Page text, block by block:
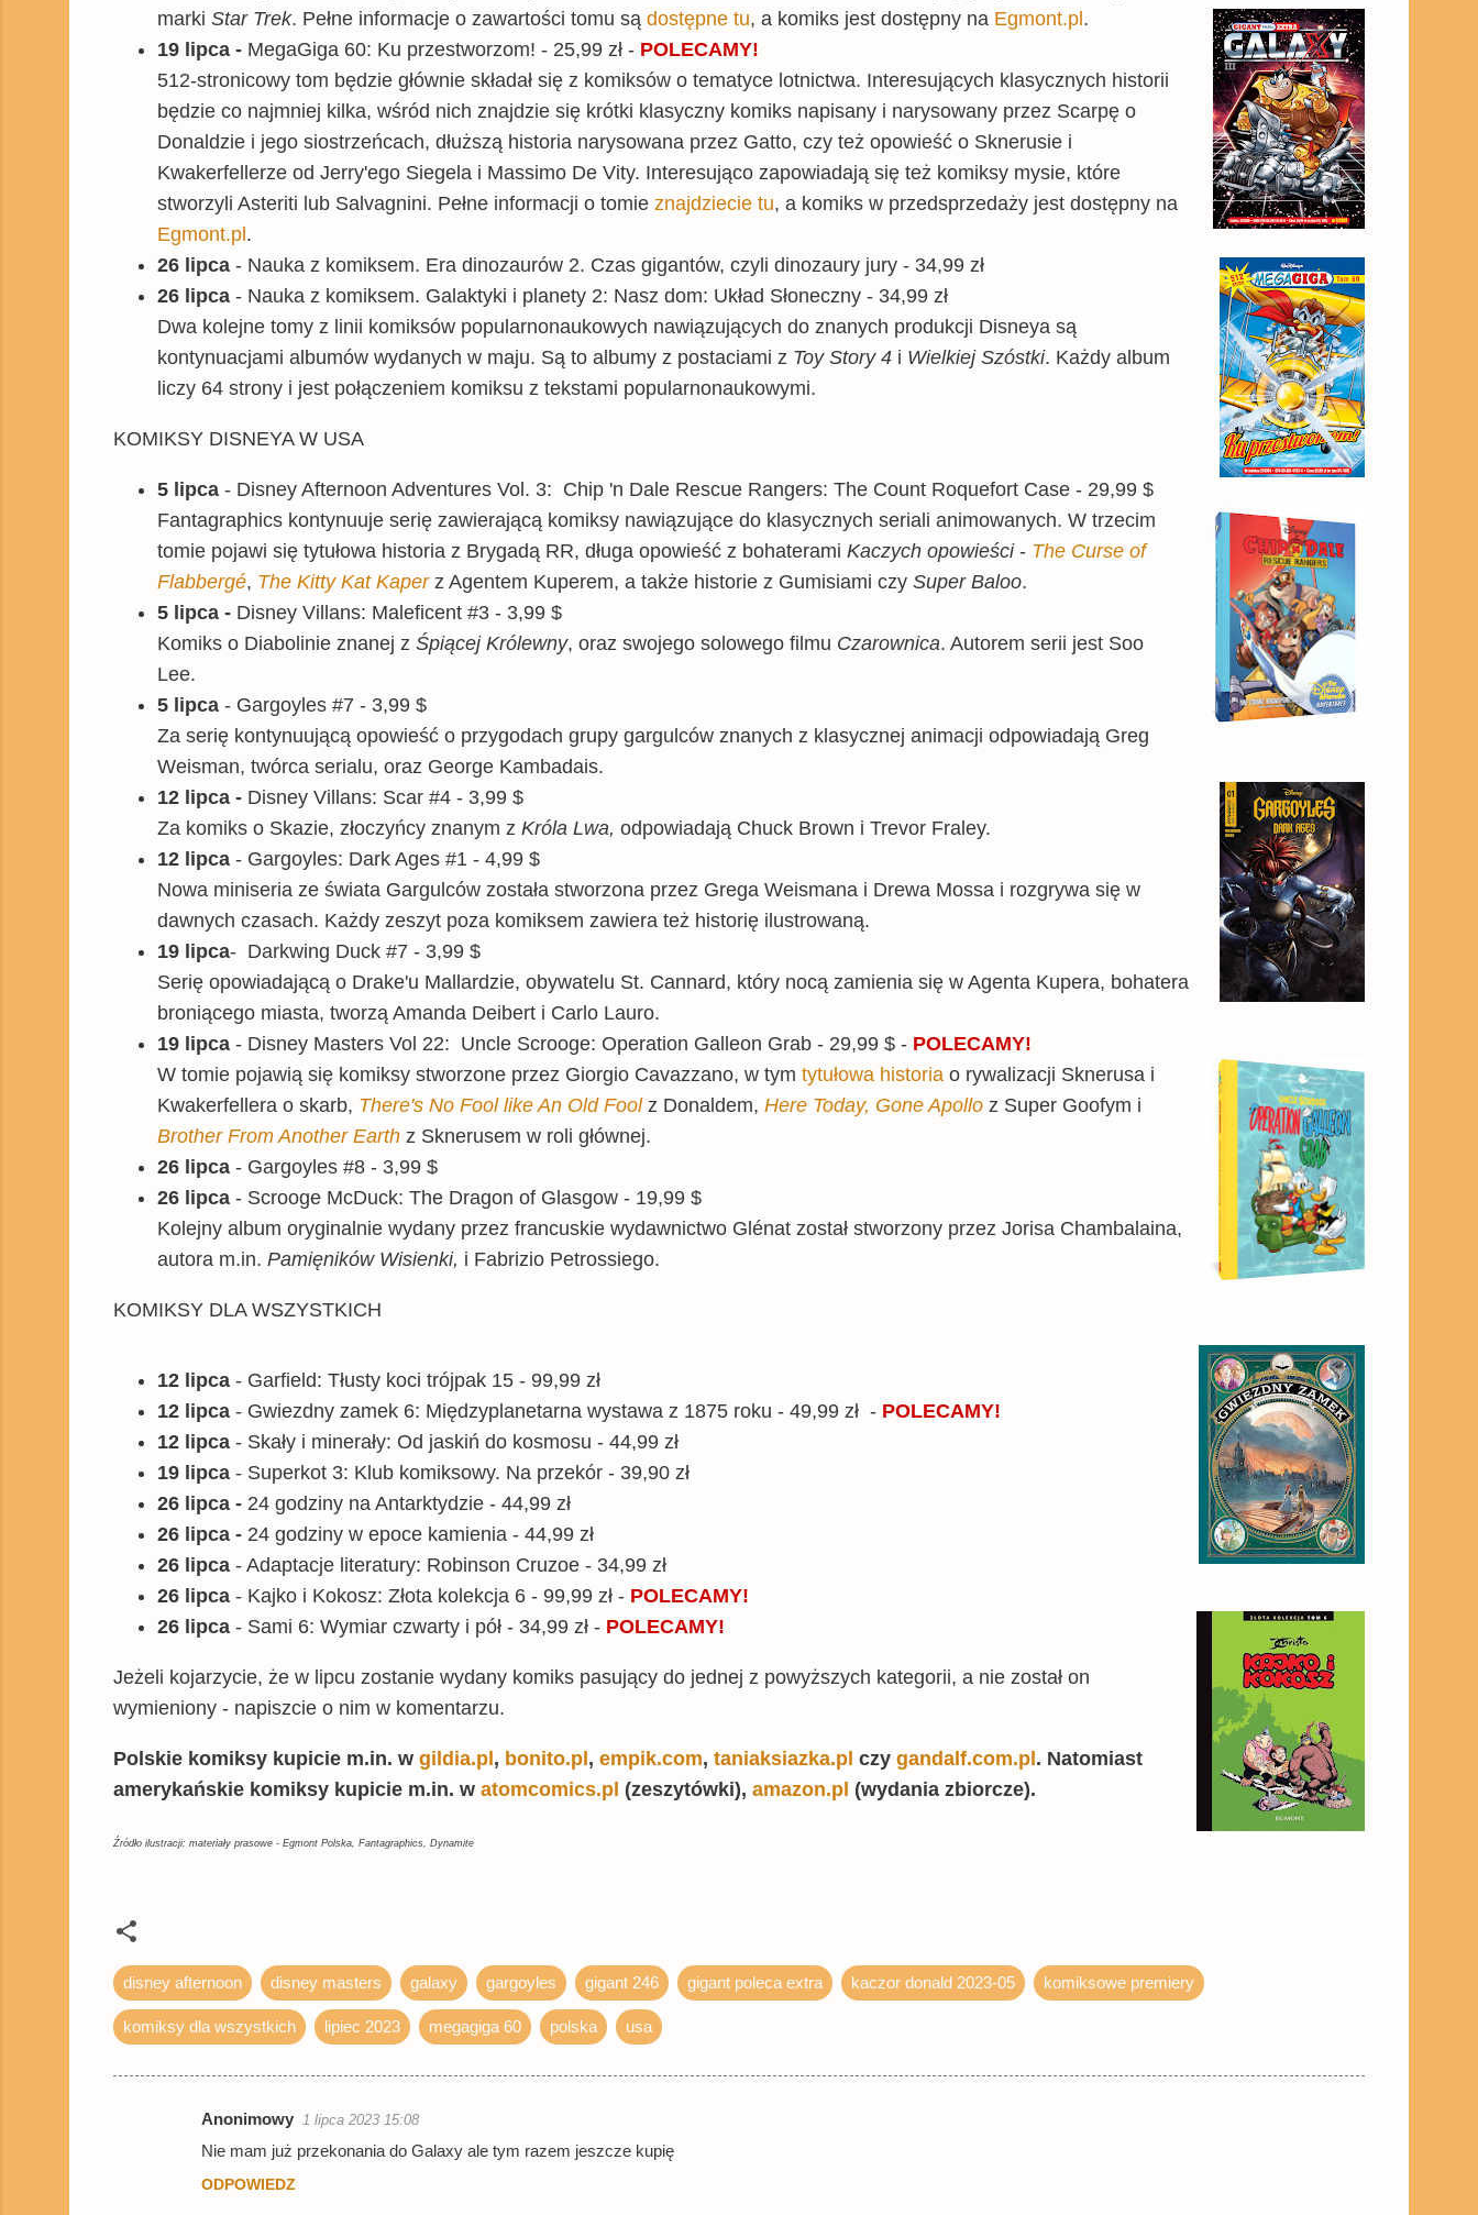
marki Star Trek. Pełne informacje o zawartości tomu są dostępne tu, a komiks jest dostępny na Egmont.pl.
19 lipca - MegaGiga 60: Ku przestworzom! - 25,99 zł - POLECAMY!
512-stronicowy tom będzie głównie składał się z komiksów o tematyce lotnictwa. Interesujących klasycznych historii
będzie co najmniej kilka, wśród nich znajdzie się krótki klasyczny komiks napisany i narysowany przez Scarpę o
Donaldzie i jego siostrzeńcach, dłuższą historia narysowana przez Gatto, czy też opowieść o Sknerusie i
Kwakerfellerze od Jerry'ego Siegela i Massimo De Vity. Interesująco zapowiadają się też komiksy mysie, które
stworzyli Asteriti lub Salvagnini. Pełne informacji o tomie znajdziecie tu, a komiks w przedsprzedaży jest dostępny na
Egmont.pl.
26 lipca - Nauka z komiksem. Era dinozaurów 2. Czas gigantów, czyli dinozaury jury - 34,99 zł
26 lipca - Nauka z komiksem. Galaktyki i planety 2: Nasz dom: Układ Słoneczny - 34,99 zł
Dwa kolejne tomy z linii komiksów popularnonaukowych nawiązujących do znanych produkcji Disneya są
kontynuacjami albumów wydanych w maju. Są to albumy z postaciami z Toy Story 4 i Wielkiej Szóstki. Każdy album
liczy 64 strony i jest połączeniem komiksu z tekstami popularnonaukowymi.
KOMIKSY DISNEYA W USA
5 lipca - Disney Afternoon Adventures Vol. 3: Chip 'n Dale Rescue Rangers: The Count Roquefort Case - 29,99 $
Fantagraphics kontynuuje serię zawierającą komiksy nawiązujące do klasycznych seriali animowanych. W trzecim
tomie pojawi się tytułowa historia z Brygadą RR, długa opowieść z bohaterami Kaczych opowieści- The Curse of
Flabbergé, The Kitty Kat Kaperz Agentem Kuperem, a także historie z Gumisiami czy Super Baloo.
5 lipca - Disney Villans: Maleficent #3 - 3,99 $
Komiks o Diabolinie znanej z Śpiącej Królewny, oraz swojego solowego filmu Czarownica. Autorem serii jest Soo
Lee.
5 lipca - Gargoyles #7 - 3,99 $
Za serię kontynuującą opowieść o przygodach grupy gargulców znanych z klasycznej animacji odpowiadają Greg
Weisman, twórca serialu, oraz George Kambadais.
12 lipca - Disney Villans: Scar #4 - 3,99 $
Za komiks o Skazie, złoczyńcy znanym z Króla Lwa, odpowiadają Chuck Brown i Trevor Fraley.
12 lipca - Gargoyles: Dark Ages #1 - 4,99 $
Nowa miniseria ze świata Gargulców została stworzona przez Grega Weismana i Drewa Mossa i rozgrywa się w
dawnych czasach. Każdy zeszyt poza komiksem zawiera też historię ilustrowaną.
19 lipca- Darkwing Duck #7 - 3,99 $
Serię opowiadającą o Drake'u Mallardzie, obywatelu St. Cannard, który nocą zamienia się w Agenta Kupera, bohatera
broniącego miasta, tworzą Amanda Deibert i Carlo Lauro.
19 lipca - Disney Masters Vol 22: Uncle Scrooge: Operation Galleon Grab - 29,99 $ - POLECAMY!
W tomie pojawią się komiksy stworzone przez Giorgio Cavazzano, w tym tytułowa historia o rywalizacji Sknerusa i
Kwakerfellera o skarb, There's No Fool like An Old Foolz Donaldem, Here Today, Gone Apollo z Super Goofym i
Brother From Another Earth z Sknerusem w roli głównej.
26 lipca - Gargoyles #8 - 3,99 $
26 lipca - Scrooge McDuck: The Dragon of Glasgow - 19,99 $
Kolejny album oryginalnie wydany przez francuskie wydawnictwo Glénat został stworzony przez Jorisa Chambalaina,
autora m.in. Pamięników Wisienki, i Fabrizio Petrossiego.
KOMIKSY DLA WSZYSTKICH
12 lipca - Garfield: Tłusty koci trójpak 15 - 99,99 zł
12 lipca - Gwiezdny zamek 6: Międzyplanetarna wystawa z 1875 roku - 49,99 zł - POLECAMY!
12 lipca - Skały i minerały: Od jaskiń do kosmosu - 44,99 zł
19 lipca - Superkot 3: Klub komiksowy. Na przekór - 39,90 zł
26 lipca - 24 godziny na Antarktydzie - 44,99 zł
26 lipca - 24 godziny w epoce kamienia - 44,99 zł
26 lipca - Adaptacje literatury: Robinson Cruzoe - 34,99 zł
26 lipca - Kajko i Kokosz: Złota kolekcja 6 - 99,99 zł - POLECAMY!
26 lipca - Sami 6: Wymiar czwarty i pół - 34,99 zł - POLECAMY!
Jeżeli kojarzycie, że w lipcu zostanie wydany komiks pasujący do jednej z powyższych kategorii, a nie został on
wymieniony - napiszcie o nim w komentarzu.
Polskie komiksy kupicie m.in. w gildia.pl, bonito.pl, empik.com, taniaksiazka.pl czy gandalf.com.pl. Natomiast
amerykańskie komiksy kupicie m.in. w atomcomics.pl (zeszytówki), amazon.pl (wydania zbiorcze).
Źródło ilustracji: materiały prasowe - Egmont Polska, Fantagraphics, Dynamite
disney afternoon disney masters galaxy gargoyles gigant 246 gigant poleca extra kaczor donald 2023-05 komiksowe premiery
komiksy dla wszystkich lipiec 2023 megagiga 60 polska usa
Anonimowy 1 lipca 2023 15:08
Nie mam już przekonania do Galaxy ale tym razem jeszcze kupię
ODPOWIEDZ